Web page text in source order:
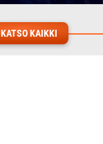
KATSO KAIKKI